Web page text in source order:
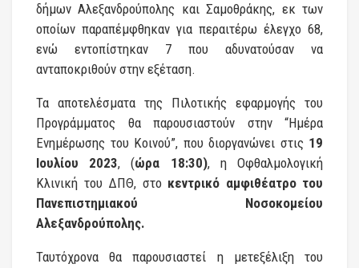
δήμων Αλεξανδρούπολης και Σαμοθράκης, εκ των
οποίων παραπέμφθηκαν για περαιτέρω έλεγχο 68,
ενώ εντοπίστηκαν 7 που αδυνατούσαν να
ανταποκριθούν στην εξέταση.
Τα αποτελέσματα της Πιλοτικής εφαρμογής του
Προγράμματος θα παρουσιαστούν στην “Ημέρα
Ενημέρωσης του Κοινού”, που διοργανώνει στις 19
Ιουλίου 2023, (ώρα 18:30), η Οφθαλμολογική
Κλινική του ΔΠΘ, στο κεντρικό αμφιθέατρο του
Πανεπιστημιακού Νοσοκομείου
Αλεξανδρούπολης.
Ταυτόχρονα θα παρουσιαστεί η μετεξέλιξη του